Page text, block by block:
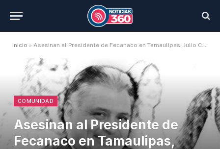
Inicio » Asesinan al Presidente de Fecanaco en Tamaulipas, Julio César Almanza Armas
COMUNIDAD
Asesinan al Presidente de
Fecanaco en Tamaulipas,